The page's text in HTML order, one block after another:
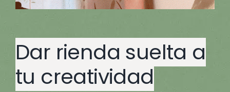
Dar rienda suelta a
tu creatividad